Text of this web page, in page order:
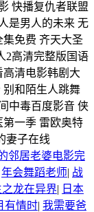
快播复仇者联盟
是男人的未来 无
免费 齐天大圣
2高清完整版国语
清电影韩剧大
别和陌生人跳舞
中毒百度影音 侠
一季 雷欧奥特
妻子在线
邻居老婆电影完
年会舞蹈老师| 战
之龙在异界| 日本
有情时| 我需要爸